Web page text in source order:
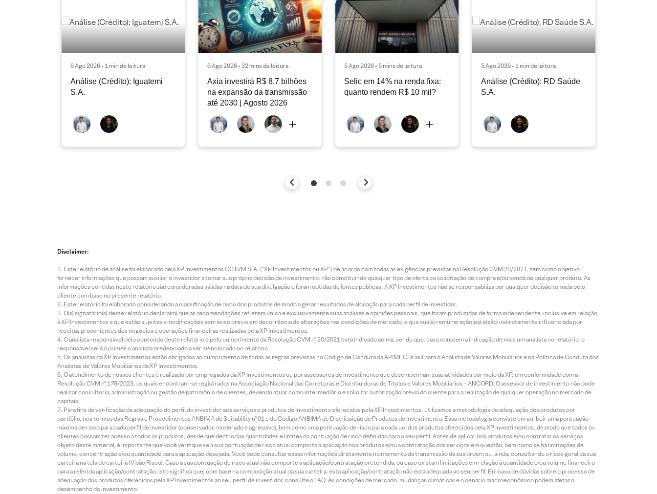
6 Ago 2026 • 1 min de leitura
Análise (Crédito): Iguatemi
S.A.
6 Ago 2026 • 32 mins de leitura
Axia investirá R$ 8,7 bilhões
na expansão da transmissão
até 2030 | Agosto 2026
5 Ago 2026 • 5 mins de leitura
Selic em 14% na renda fixa:
quanto rendem R$ 10 mil?
5 Ago 2026 • 1 min de leitura
Análise (Crédito): RD Saúde
S.A.
Disclaimer:
Este relatório de análise foi elaborado pela XP Investimentos CCTVM S.A. (“XP Investimentos ou XP”) de acordo com todas as exigências previstas na Resolução CVM 20/2021, tem como objetivo
fornecer informações que possam auxiliar o investidor a tomar sua própria decisão de investimento, não constituindo qualquer tipo de oferta ou solicitação de compra e/ou venda de qualquer produto. As
informações contidas neste relatório são consideradas válidas na data de sua divulgação e foram obtidas de fontes públicas. A XP Investimentos não se responsabiliza por qualquer decisão tomada pelo
cliente com base no presente relatório.
Este relatório foi elaborado considerando a classificação de risco dos produtos de modo a gerar resultados de alocação para cada perfil de investidor.
O(s) signatário(s) deste relatório declara(m) que as recomendações refletem única e exclusivamente suas análises e opiniões pessoais, que foram produzidas de forma independente, inclusive em relação
à XP Investimentos e que estão sujeitas a modificações sem aviso prévio em decorrência de alterações nas condições de mercado, e que sua(s) remuneração(es) é(são) indiretamente influenciada por
receitas provenientes dos negócios e operações financeiras realizadas pela XP Investimentos.
O analista responsável pelo conteúdo deste relatório e pelo cumprimento da Resolução CVM nº 20/2021 está indicado acima, sendo que, caso constem a indicação de mais um analista no relatório, o
responsável será o primeiro analista credenciado a ser mencionado no relatório.
Os analistas da XP Investimentos estão obrigados ao cumprimento de todas as regras previstas no Código de Conduta da APIMEC Brasil para o Analista de Valores Mobiliários e na Política de Conduta dos
Analistas de Valores Mobiliários da XP Investimentos.
O atendimento de nossos clientes é realizado por empregados da XP Investimentos ou por assessores de investimento que desempenham suas atividades por meio da XP, em conformidade com a
Resolução CVM nº 178/2023, os quais encontram-se registrados na Associação Nacional das Corretoras e Distribuidoras de Títulos e Valores Mobiliários – ANCORD. O assessor de investimento não pode
realizar consultoria, administração ou gestão de patrimônio de clientes, devendo atuar como intermediário e solicitar autorização prévia do cliente para a realização de qualquer operação no mercado de
capitais.
Para fins de verificação da adequação do perfil do investidor aos serviços e produtos de investimento oferecidos pela XP Investimentos, utilizamos a metodologia de adequação dos produtos por
portfólio, nos termos das Regras e Procedimentos ANBIMA de Suitability nº 01 e do Código ANBIMA de Distribuição de Produtos de Investimento. Essa metodologia consiste em atribuir uma pontuação
máxima de risco para cada perfil de investidor (conservador, moderado e agressivo), bem como uma pontuação de risco para cada um dos produtos oferecidos pela XP Investimentos, de modo que todos os
clientes possam ter acesso a todos os produtos, desde que dentro das quantidades e limites da pontuação de risco definidas para o seu perfil. Antes de aplicar nos produtos e/ou contratar os serviços
objeto deste material, é importante que você verifique se a sua pontuação de risco atual comporta a aplicação nos produtos e/ou a contratação dos serviços em questão, bem como se há limitações de
volume, concentração e/ou quantidade para a aplicação desejada. Você pode consultar essas informações diretamente no momento da transmissão da sua ordem ou, ainda, consultando o risco geral da sua
carteira na tela de carteira (Visão Risco). Caso a sua pontuação de risco atual não comporte a aplicação/contratação pretendida, ou caso existam limitações em relação à quantidade e/ou volume financeiro
para a referida aplicação/contratação, isto significa que, com base na composição atual da sua carteira, esta aplicação/contratação não está adequada ao seu perfil. Em caso de dúvidas sobre o processo de
adequação dos produtos oferecidos pela XP Investimentos ao seu perfil de investidor, consulte o FAQ. As condições de mercado, mudanças climáticas e o cenário macroeconômico podem afetar o
desempenho do investimento.